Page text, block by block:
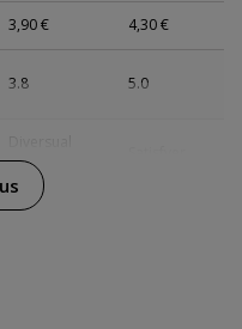
3,90 € 4,30 €
3.8 5.0
Basics
Diversual